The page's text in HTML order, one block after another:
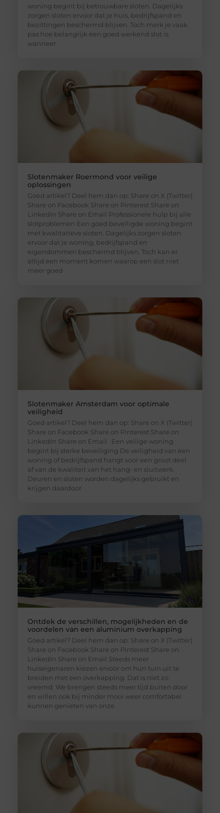
woning begint bij betrouwbare sloten. Dagelijks
zorgen sloten ervoor dat je huis, bedrijfspand en
bezittingen beschermd blijven. Toch merk je vaak
pas hoe belangrijk een goed werkend slot is
wanneer
Slotenmaker Roermond voor veilige
oplossingen
Goed artikel? Deel hem dan op: Share on X (Twitter)
Share on Facebook Share on Pinterest Share on
LinkedIn Share on Email Professionele hulp bij alle
slotproblemen Een goed beveiligde woning begint
met kwalitatieve sloten. Dagelijks zorgen sloten
ervoor dat je woning, bedrijfspand en
eigendommen beschermd blijven. Toch kan er
altijd een moment komen waarop een slot niet
meer goed
Slotenmaker Amsterdam voor optimale
veiligheid
Goed artikel? Deel hem dan op: Share on X (Twitter)
Share on Facebook Share on Pinterest Share on
LinkedIn Share on Email Een veilige woning
begint bij sterke beveiliging De veiligheid van een
woning of bedrijfspand hangt voor een groot deel
af van de kwaliteit van het hang- en sluitwerk.
Deuren en sloten worden dagelijks gebruikt en
krijgen daardoor
Ontdek de verschillen, mogelijkheden en de
voordelen van een aluminium overkapping
Goed artikel? Deel hem dan op: Share on X (Twitter)
Share on Facebook Share on Pinterest Share on
LinkedIn Share on Email Steeds meer
huiseigenaren kiezen ervoor om hun tuin uit te
breiden met een overkapping. Dat is niet zo
vreemd. We brengen steeds meer tijd buiten door
en willen ook bij minder mooi weer comfortabel
kunnen genieten van onze